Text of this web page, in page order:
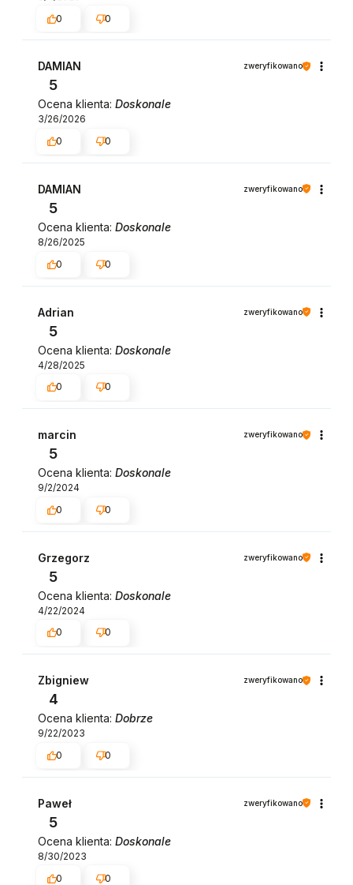
0
0
DAMIAN zweryfikowano
5
Ocena klienta: Doskonale
3/26/2026
0
0
DAMIAN zweryfikowano
5
Ocena klienta: Doskonale
8/26/2025
0
0
Adrian zweryfikowano
5
Ocena klienta: Doskonale
4/28/2025
0
0
marcin zweryfikowano
5
Ocena klienta: Doskonale
9/2/2024
0
0
Grzegorz zweryfikowano
5
Ocena klienta: Doskonale
4/22/2024
0
0
Zbigniew zweryfikowano
4
Ocena klienta: Dobrze
9/22/2023
0
0
Paweł zweryfikowano
5
Ocena klienta: Doskonale
8/30/2023
0
0